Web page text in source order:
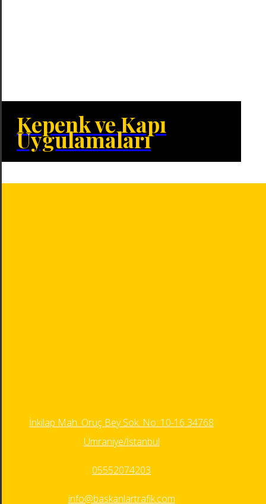
Kepenk ve Kapı
Uygulamaları
İnkilap Mah. Oruç Bey Sok. No: 10-16 34768
Ümraniye/İstanbul
05552074203
info@baskanlartrafik.com